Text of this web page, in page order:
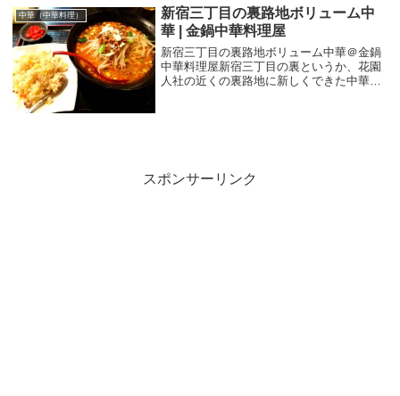
キングエリア」の近くだったので、こちら
の都筑...
中華（中華料理）
新宿三丁目の裏路地ボリューム中
華 | 金鍋中華料理屋
新宿三丁目の裏路地ボリューム中華＠金鍋
中華料理屋新宿三丁目の裏というか、花園
人社の近くの裏路地に新しくできた中華屋
スポンサーリンク